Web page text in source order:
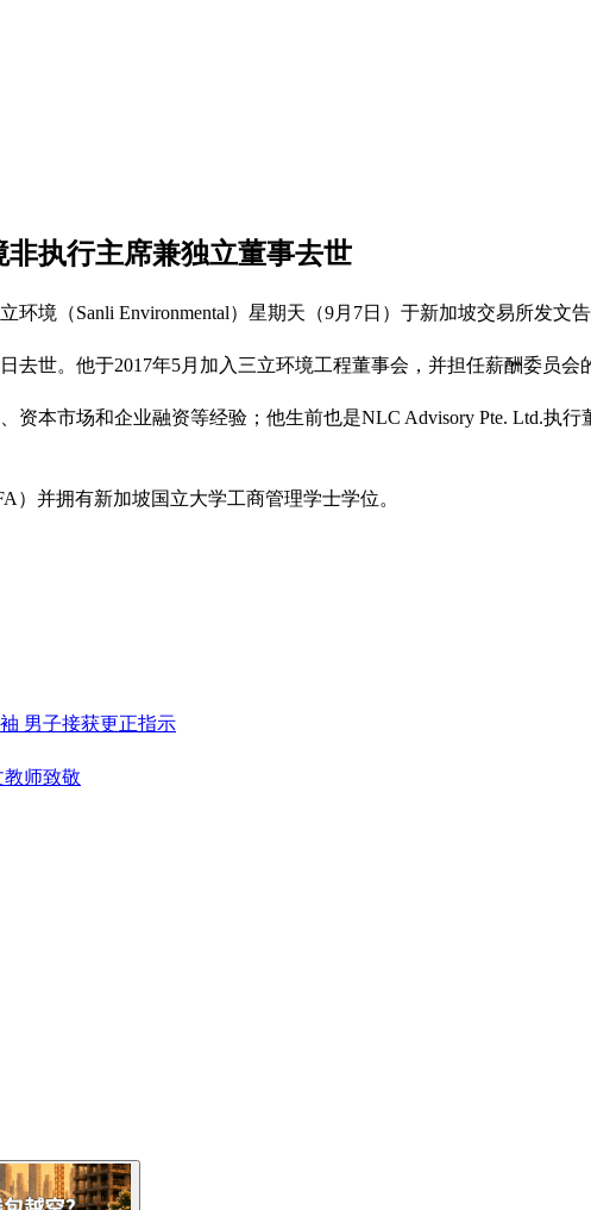
执行主席兼独立董事去世
环境（Sanli Environmental）星期天（9月7日）于新加坡交易所发文
去世。他于2017年5月加入三立环境工程董事会，并担任薪酬委员会
资本市场和企业融资等经验；他生前也是NLC Advisory Pte. Ltd.执行
）并拥有新加坡国立大学工商管理学士学位。
男子接获更正指示
师致敬